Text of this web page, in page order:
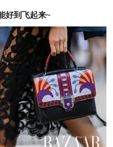
好到飞起来~